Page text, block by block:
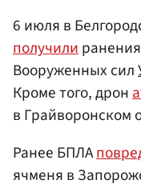
6 июля в
получили
Вооруженных сил
Кроме того, дрон
в Грайворонском
Ранее БПЛА
ячменя в